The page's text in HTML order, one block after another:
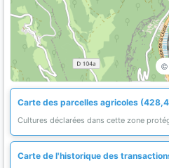
©
Carte des parcelles agricoles
Cultures déclarées dans cette zone
Carte de l'historique des